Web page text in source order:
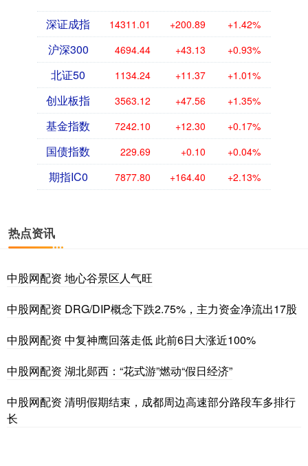
深证成指 14311.01 +200.89 +1.42%
沪深300 4694.44 +43.13 +0.93%
北证50 1134.24 +11.37 +1.01%
创业板指 3563.12 +47.56 +1.35%
基金指数 7242.10 +12.30 +0.17%
国债指数 229.69 +0.10 +0.04%
期指IC0 7877.80 +164.40 +2.13%
热点资讯
中股网配资 地心谷景区人气旺
中股网配资 DRG/DIP概念下跌2.75%，主力资金净流出17股
中股网配资 中复神鹰回落走低 此前6日大涨近100%
中股网配资 湖北郧西：“花式游”燃动“假日经济”
中股网配资 清明假期结束，成都周边高速部分路段车多排行
长